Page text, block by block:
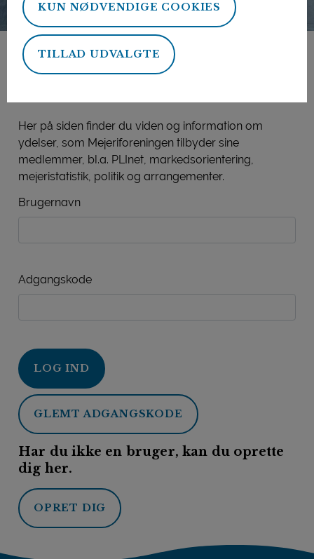
KUN NØDVENDIGE COOKIES
TILLAD UDVALGTE
Mejeriforeningens
Her på siden finder du viden og information om
ydelser, som Mejeriforeningen tilbyder sine
medlemmer, bl.a. PLInet, markedsorientering,
mejeristatistik, politik og arrangementer.
Brugernavn
Adgangskode
LOG IND
GLEMT ADGANGSKODE
Har du ikke en bruger, kan du oprette
dig her.
OPRET DIG